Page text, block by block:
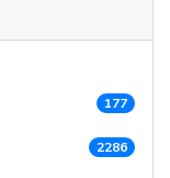
177
2286